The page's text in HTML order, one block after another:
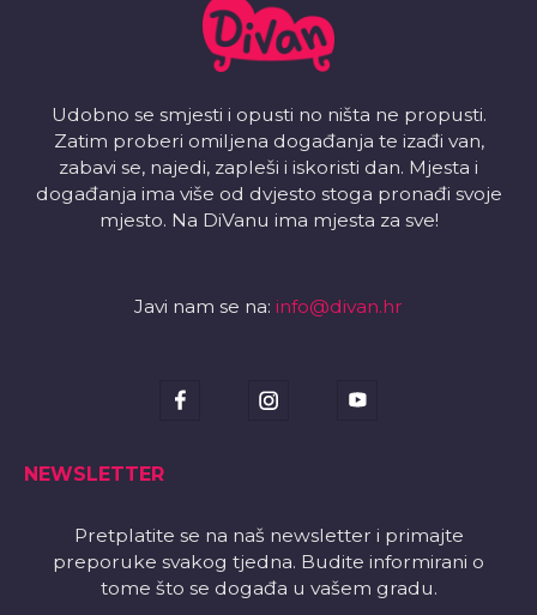
Udobno se smjesti i opusti no ništa ne propusti.
Zatim proberi omiljena događanja te izađi van,
zabavi se, najedi, zapleši i iskoristi dan. Mjesta i
događanja ima više od dvjesto stoga pronađi svoje
mjesto. Na DiVanu ima mjesta za sve!
Javi nam se na: info@divan.hr
NEWSLETTER
Pretplatite se na naš newsletter i primajte
preporuke svakog tjedna. Budite informirani o
tome što se događa u vašem gradu.